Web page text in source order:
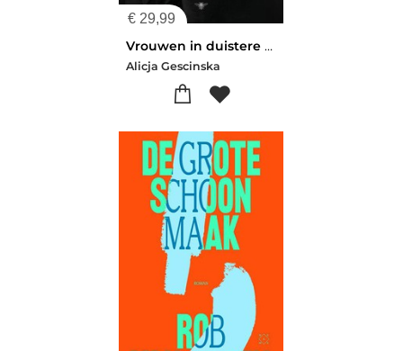
€ 29,99
Vrouwen in duistere tijden
Alicja Gescinska